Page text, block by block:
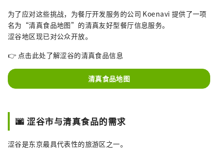
为了应对这些挑战，为餐厅开发服务的公司 Koenavi 提供了一项
名为“清真食品地图”的清真友好型餐厅信息服务。
涩谷地区现已对公众开放。
👉 点击此处了解涩谷的清真食品信息
清真食品地图
🌆 涩谷市与清真食品的需求
涩谷是东京最具代表性的旅游区之一。